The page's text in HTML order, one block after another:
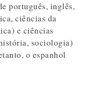
português, inglês,
ciências da
e ciências
sociologia)
o espanhol